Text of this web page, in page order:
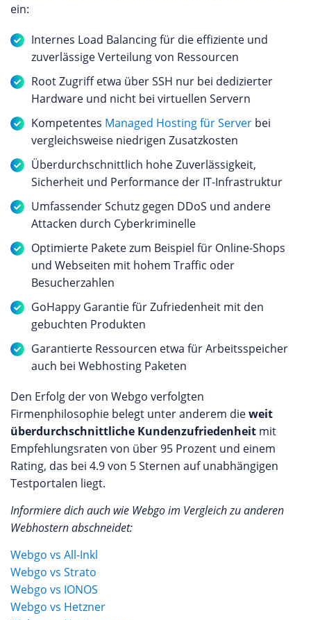
ein:
Internes Load Balancing für die effiziente und
zuverlässige Verteilung von Ressourcen
Root Zugriff etwa über SSH nur bei dedizierter
Hardware und nicht bei virtuellen Servern
Kompetentes Managed Hosting für Server bei
vergleichsweise niedrigen Zusatzkosten
Überdurchschnittlich hohe Zuverlässigkeit,
Sicherheit und Performance der IT-Infrastruktur
Umfassender Schutz gegen DDoS und andere
Attacken durch Cyberkriminelle
Optimierte Pakete zum Beispiel für Online-Shops
und Webseiten mit hohem Traffic oder
Besucherzahlen
GoHappy Garantie für Zufriedenheit mit den
gebuchten Produkten
Garantierte Ressourcen etwa für Arbeitsspeicher
auch bei Webhosting Paketen
Den Erfolg der von Webgo verfolgten
Firmenphilosophie belegt unter anderem dieweit
überdurchschnittliche Kundenzufriedenheit mit
Empfehlungsraten von über 95 Prozent und einem
Rating, das bei 4.9 von 5 Sternen auf unabhängigen
Testportalen liegt.
Informiere dich auch wie Webgo im Vergleich zu anderen
Webhostern abschneidet:
Webgo vs All-Inkl
Webgo vs Strato
Webgo vs IONOS
Webgo vs Hetzner